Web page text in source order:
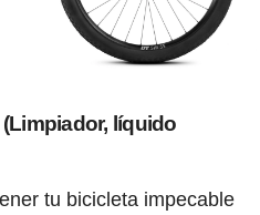
líquido
tu bicicleta impecable